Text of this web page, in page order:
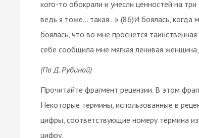
кого-то обокрали и унесли ценностей на
ведь я тоже… такая…» (86)И боялась, когда
боялась, что во мне проснётся
себе сообщила мне мягкая ленивая
(По Д. Рубиной)
Прочитайте фрагмент рецензии. В этом
Некоторые термины, использованные в
цифры, соответствующие номеру термина
цифру.